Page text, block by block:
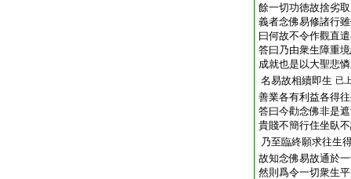
餘一切功徳故捨劣
義者念佛易修諸行
曰何故不令作觀直
答曰乃由衆生障重
成就也是以大聖悲
名易故相續即生 已
善業各有利益各得
答曰今勸念佛非是
貴賤不簡行住坐臥
乃至臨終願求往生
故知念佛易故通於
然則爲令一切衆生